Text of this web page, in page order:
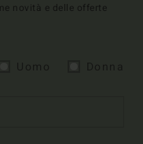
novità e delle offerte